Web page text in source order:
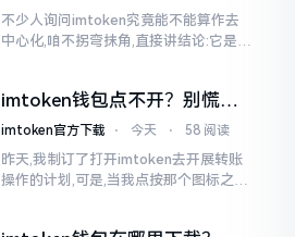
不少人询问imtoken究竟能不能算作去
中心化,咱不拐弯抹角,直接讲结论:它是一
imtoken钱包点不开？别慌，
试试这几招
imtoken官方下载 ⋅ 今天 ⋅ 58 阅读
昨天,我制订了打开imtoken去开展转账
操作的计划,可是,当我点按那个图标之后,